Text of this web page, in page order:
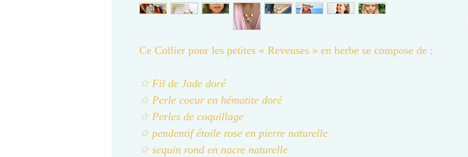
Ce Collier pour les petites « Reveuses » en herbe se compose de :
☆ Fil de Jade doré
☆ Perle coeur en hématite doré
☆ Perles de coquillage
☆ pendentif étoile rose en pierre naturelle
☆ sequin rond en nacre naturelle